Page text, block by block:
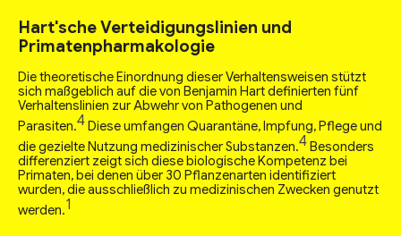
Hart'sche Verteidigungslinien und
Primatenpharmakologie
Die theoretische Einordnung dieser Verhaltensweisen stützt
sich maßgeblich auf die von Benjamin Hart definierten fünf
Verhaltenslinien zur Abwehr von Pathogenen und
Parasiten.4 Diese umfangen Quarantäne, Impfung, Pflege und
die gezielte Nutzung medizinischer Substanzen.4Besonders
differenziert zeigt sich diese biologische Kompetenz bei
Primaten, bei denen über 30 Pflanzenarten identifiziert
wurden, die ausschließlich zu medizinischen Zwecken genutzt
werden.1